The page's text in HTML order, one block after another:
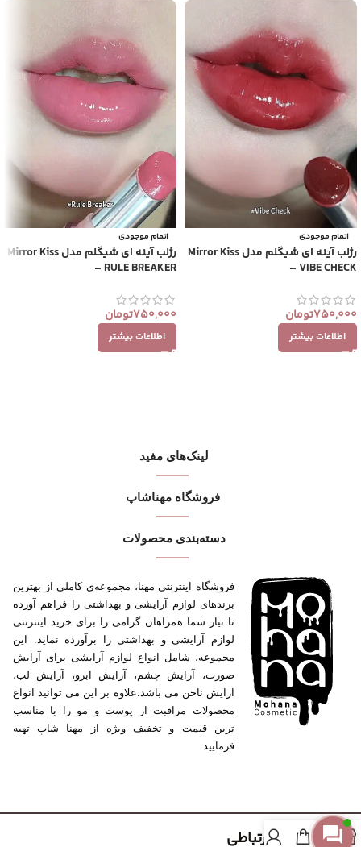
اتمام موجودی
رژلب آینه ای شیگلم مدل Mirror Kiss
– VIBE CHECK
750,000تومان
اطلاعات بیشتر
اتمام موجودی
رژلب آینه ای شیگلم مدل Mirror Kiss
– RULE BREAKER
750,000تومان
اطلاعات بیشتر
لینک‌های مفید
فروشگاه مهنا‌شاپ
دسته‌بندی محصولات
فروشگاه اینترنتی مهنا، مجموعه‌ی کاملی از بهترین
برندهای لوازم آرایشی و بهداشتی را فراهم آورده
تا نیاز شما همراهان گرامی را برای خرید اینترنتی
لوازم آرایشی و بهداشتی را برآورده نماید. این
مجموعه، شامل انواع لوازم آرایشی برای آرایش
صورت، آرایش چشم، آرایش ابرو، آرایش لب،
آرایش ناخن می باشد.علاوه بر این می توانید انواع
محصولات مراقبت از پوست و مو را با مناسب
ترین قیمت و تخفیف ویژه از مهنا شاپ تهیه
فرمایید.
مسیر های ارتباطی